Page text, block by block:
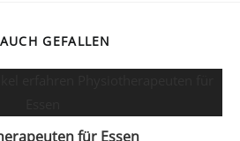
GEFALLEN
für Essen